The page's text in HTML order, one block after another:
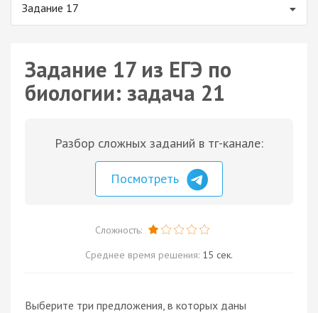
Задание 17
Задание 17 из ЕГЭ по
биологии: задача 21
Разбор сложных заданий в тг-канале:
Посмотреть
Сложность:
Среднее время решения: 15 сек.
Выберите три предложения, в которых даны